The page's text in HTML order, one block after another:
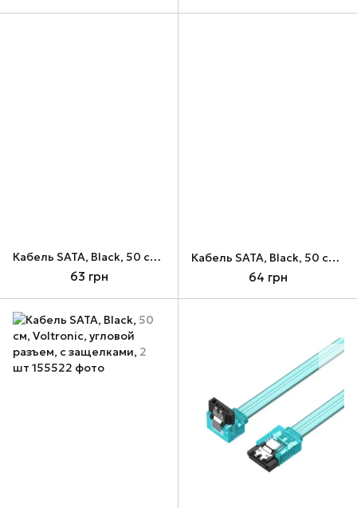
Кабель SATA, Black, 50 см, Ugreen US217, с защелками (30796)
63 грн
Кабель SATA, Black, 50 см, Ugreen US217, угловой разъем, с защелками (30797)
64 грн